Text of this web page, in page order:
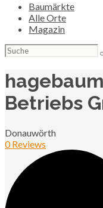
Baumärkte
Alle Orte
Magazin
Suchen
nach:
Betriebs
Donauwörth
0 Reviews